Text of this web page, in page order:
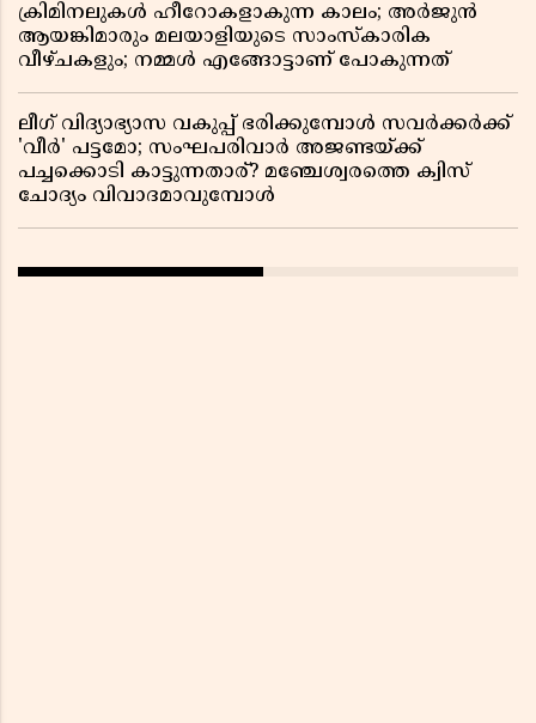
ക്രിമിനലുകൾ ഹീറോകളാകുന്ന കാലം; അർജുൻ
ആയങ്കിമാരും മലയാളിയുടെ സാംസ്കാരിക
വീഴ്ചകളും; നമ്മൾ എങ്ങോട്ടാണ് പോകുന്നത്
ലീഗ് വിദ്യാഭ്യാസ വകുപ്പ് ഭരിക്കുമ്പോൾ സവർക്കർക്ക്
'വീർ' പട്ടമോ; സംഘപരിവാർ അജണ്ടയ്ക്ക്
പച്ചക്കൊടി കാട്ടുന്നതാര്? മഞ്ചേശ്വരത്തെ ക്വിസ്
ചോദ്യം വിവാദമാവുമ്പോൾ